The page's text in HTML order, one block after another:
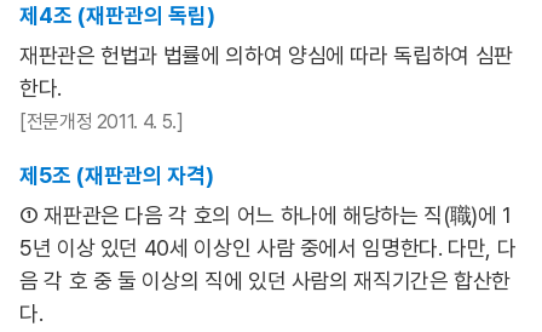
제4조 (재판관의 독립)
재판관은 헌법과 법률에 의하여 양심에 따라 독립하여 심판
한다.
[전문개정 2011. 4. 5.]
제5조 (재판관의 자격)
① 재판관은 다음 각 호의 어느 하나에 해당하는 직(職)에 1
5년 이상 있던 40세 이상인 사람 중에서 임명한다. 다만, 다
음 각 호 중 둘 이상의 직에 있던 사람의 재직기간은 합산한
다.